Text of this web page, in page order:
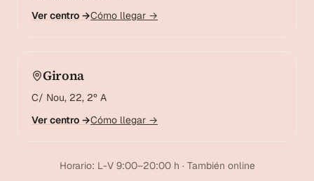
Ver centro →Cómo llegar →
Girona
C/ Nou, 22, 2º A
Ver centro →Cómo llegar →
Horario: L-V 9:00–20:00 h · También online